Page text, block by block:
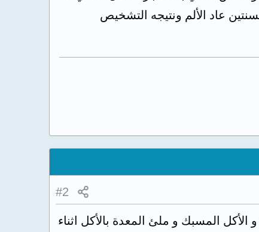
عاد الألم ونتيجه التشخيص
#2
الأكل المسبك و ملئ المعدة بالأكل اثناء